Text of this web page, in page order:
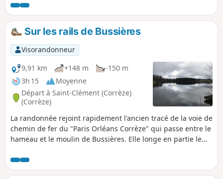
dynamique situé au cœur de la vallée
de la Vienne.
Sur les rails de Bussières
Visorandonneur
9,91 km
+148 m
-150 m
3h 15
Moyenne
Départ à Saint-Clément (Corrèze)
(Corrèze)
La randonnée rejoint rapidement l'ancien tracé de la voie de
chemin de fer du "Paris Orléans Corrèze" qui passe entre le
hameau et le moulin de Bussières. Elle longe en partie le
l'Étang Neuf à Seilhac, la randonnée revient par de larges
chemins.